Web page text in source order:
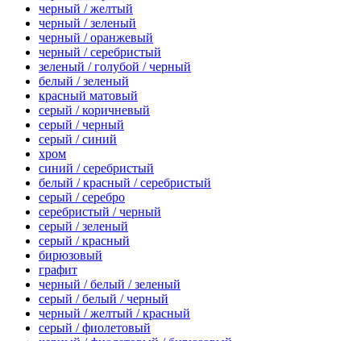
черный / желтый
черный / зеленый
черный / оранжевый
черный / серебристый
зеленый / голубой / черный
белый / зеленый
красный матовый
серый / коричневый
серый / черный
серый / синий
хром
синий / серебристый
белый / красный / серебристый
серый / серебро
серебристый / черный
серый / зеленый
серый / красный
бирюзовый
графит
черный / белый / зеленый
серый / белый / черный
черный / желтый / красный
серый / фиолетовый